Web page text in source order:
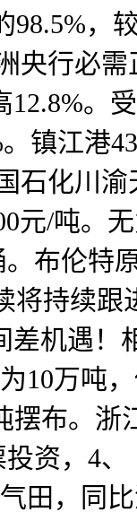
，
央行必
。
镇江港
石化川
元/吨。
布伦特
持续
机遇
10万吨
布。
资，4
田，同